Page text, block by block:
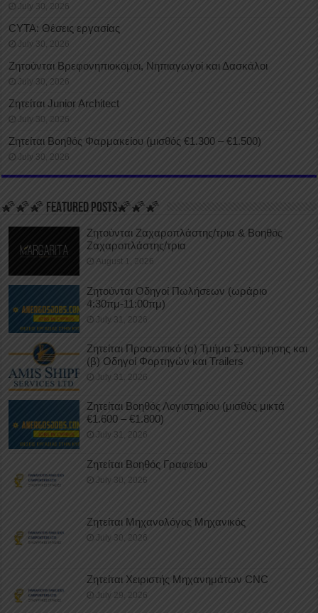
July 30, 2026
CYTA: Θέσεις εργασίας
July 30, 2026
Ζητούνται Βρεφονηπιοκόμοι, Νηπιαγωγοί και Δασκάλοι
July 30, 2026
Ζητείται Junior Architect
July 30, 2026
Ζητείται Βοηθός Φαρμακείου (μισθός €1.300 – €1.500)
July 30, 2026
🌠🌠🌠 FEATURED POSTS🌠🌠🌠
Ζητούνται Ζαχαροπλάστης/τρια & Βοηθός
Ζαχαροπλάστης/τρια
August 1, 2026
Ζητούνται Οδηγοί Πωλήσεων (ωράριο
4:30πμ-11:00πμ)
July 31, 2026
Ζητείται Προσωπικό (α) Τμήμα Συντήρησης και
(β) Οδηγοί Φορτηγών και Trailers
July 31, 2026
Ζητείται Βοηθός Λογιστηρίου (μισθός μικτά
€1.600 – €1.800)
July 31, 2026
Ζητείται Βοηθός Γραφείου
July 30, 2026
Ζητείται Μηχανολόγος Μηχανικός
July 30, 2026
Ζητείται Χειριστής Μηχανημάτων CNC
July 29, 2026